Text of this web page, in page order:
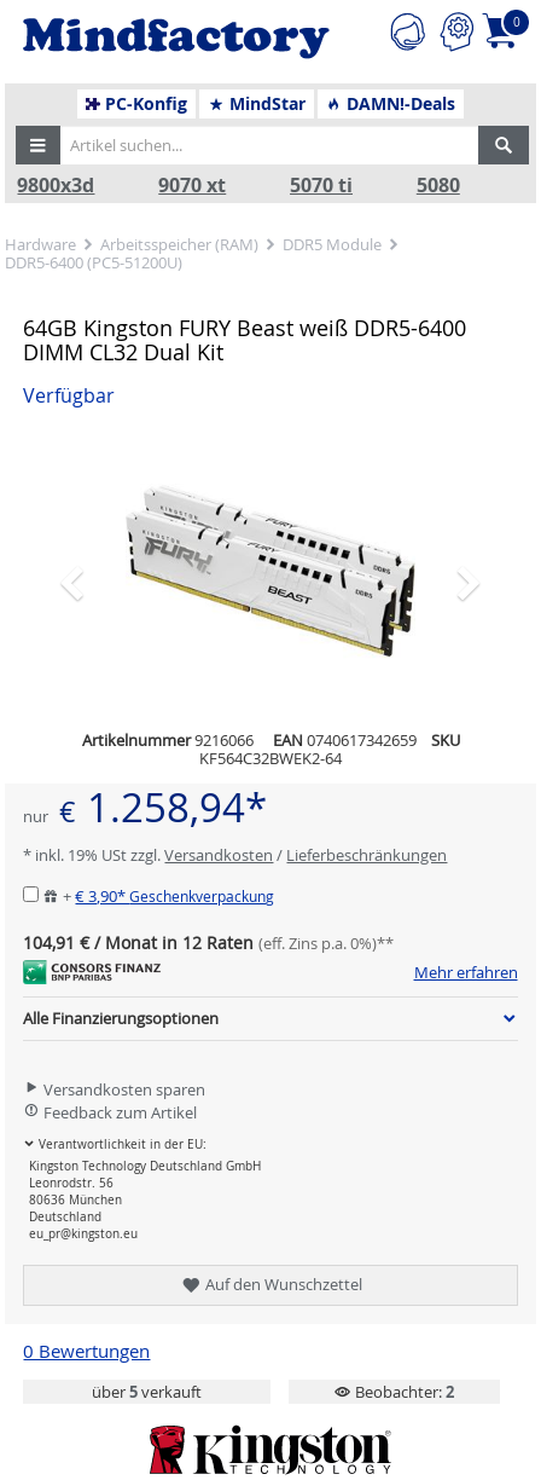
0
PC-Konfig MindStar DAMN!-Deals
9800x3d 9070 xt 5070 ti 5080
Hardware Arbeitsspeicher (RAM)
DDR5 Module
DDR5-6400 (PC5-51200U)
64GB Kingston FURY Beast weiß DDR5-6400
DIMM CL32 Dual Kit
Verfügbar
Artikelnummer9216066 EAN 0740617342659
SKU
KF564C32BWEK2-64
nur € 1.258,94*
* inkl. 19% USt zzgl.Versandkosten / Lieferbeschränkungen
+€ 3,90*Geschenkverpackung
104,91 € / Monat in 12 Raten (eff. Zins p.a. 0%)**
Mehr erfahren
Alle Finanzierungsoptionen
Versandkosten sparen
Feedback zum Artikel
Verantwortlichkeit in der EU:
Kingston Technology Deutschland GmbH
Leonrodstr. 56
80636 München
Deutschland
eu_pr@kingston.eu
Auf den Wunschzettel
0 Bewertungen
über5verkauft Beobachter:2